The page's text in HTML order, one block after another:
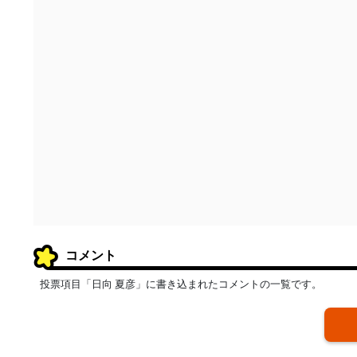
コメント
投票項目「日向 夏彦」に書き込まれたコメントの一覧です。